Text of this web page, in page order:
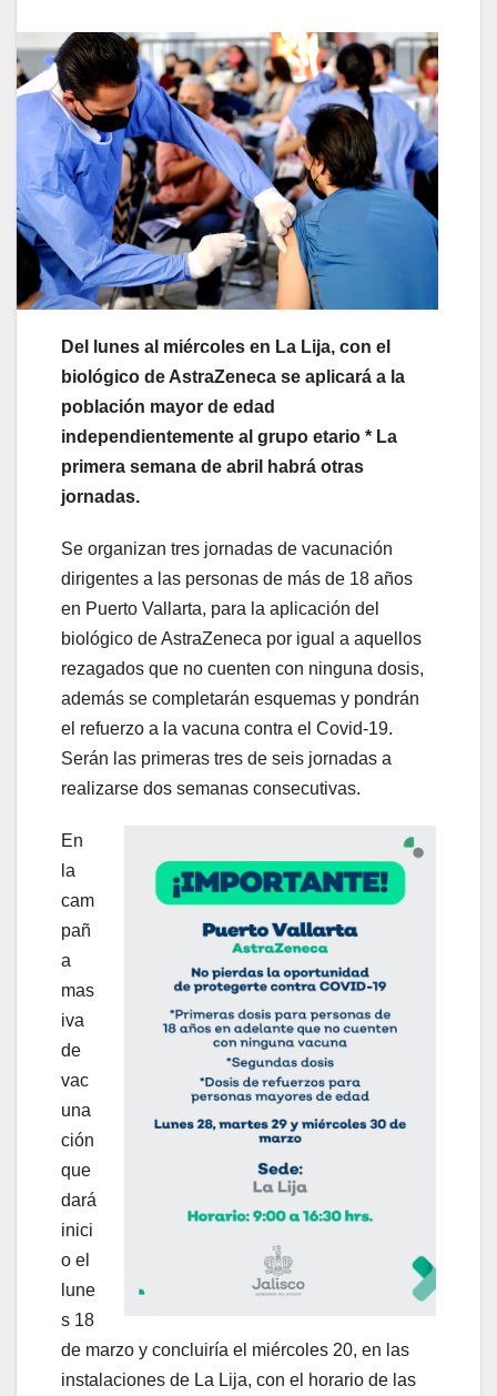
Del lunes al miércoles en La Lija, con el
biológico de AstraZeneca se aplicará a la
población mayor de edad
independientemente al grupo etario * La
primera semana de abril habrá otras
jornadas.
Se organizan tres jornadas de vacunación
dirigentes a las personas de más de 18 años
en Puerto Vallarta, para la aplicación del
biológico de AstraZeneca por igual a aquellos
rezagados que no cuenten con ninguna dosis,
además se completarán esquemas y pondrán
el refuerzo a la vacuna contra el Covid-19.
Serán las primeras tres de seis jornadas a
realizarse dos semanas consecutivas.
En
la
cam
pañ
a
mas
iva
de
vac
una
ción
que
dará
inici
o el
lune
s 18
de marzo y concluiría el miércoles 20, en las
instalaciones de La Lija, con el horario de las